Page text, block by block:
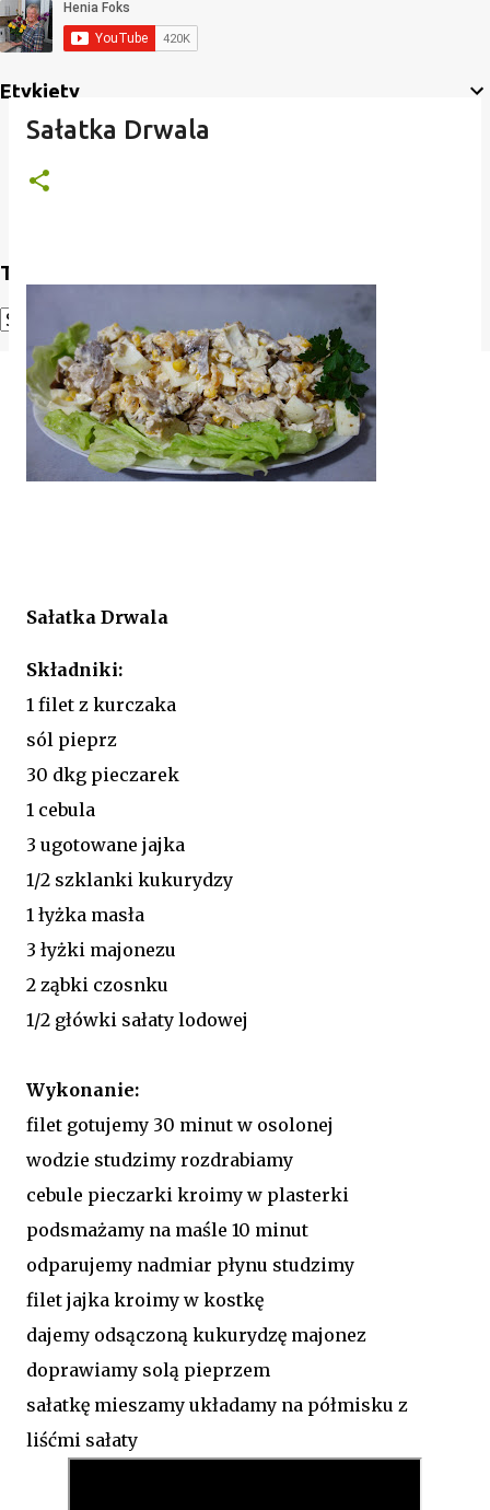
Etykiety
Translate
Powered by Translate
Sałatka Drwala
Sałatka Drwala
Składniki:
1 filet z kurczaka
sól pieprz
30 dkg pieczarek
1 cebula
3 ugotowane jajka
1/2 szklanki kukurydzy
1 łyżka masła
3 łyżki majonezu
2 ząbki czosnku
1/2 główki sałaty lodowej
Wykonanie:
filet gotujemy 30 minut w osolonej
wodzie studzimy rozdrabiamy
cebule pieczarki kroimy w plasterki
podsmażamy na maśle 10 minut
odparujemy nadmiar płynu studzimy
filet jajka kroimy w kostkę
dajemy odsączoną kukurydzę majonez
doprawiamy solą pieprzem
sałatkę mieszamy układamy na półmisku z
liśćmi sałaty